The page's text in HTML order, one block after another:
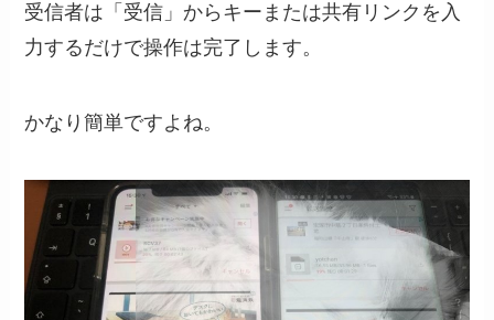
受信者は「受信」からキーまたは共有リンクを入
力するだけで操作は完了します。
かなり簡単ですよね。